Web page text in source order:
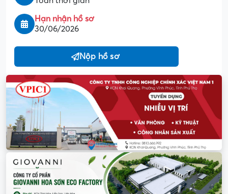
Hạn nhận hồ sơ
30/06/2026
Nộp hồ sơ